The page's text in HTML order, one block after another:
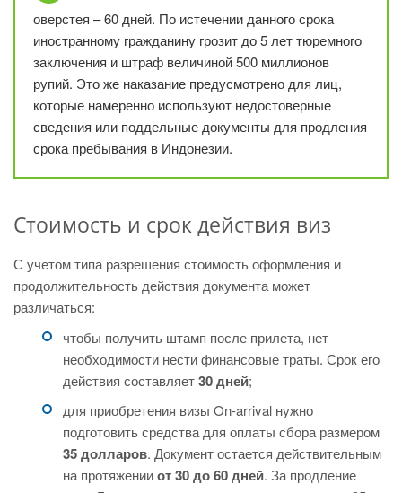
оверстея – 60 дней. По истечении данного срока
иностранному гражданину грозит до 5 лет тюремного
заключения и штраф величиной 500 миллионов
рупий. Это же наказание предусмотрено для лиц,
которые намеренно используют недостоверные
сведения или поддельные документы для продления
срока пребывания в Индонезии.
Стоимость и срок действия виз
С учетом типа разрешения стоимость оформления и
продолжительность действия документа может
различаться:
чтобы получить штамп после прилета, нет
необходимости нести финансовые траты. Срок его
действия составляет30 дней;
для приобретения визы On-arrival нужно
подготовить средства для оплаты сбора размером
35 долларов. Документ остается действительным
на протяженииот 30 до 60 дней. За продление